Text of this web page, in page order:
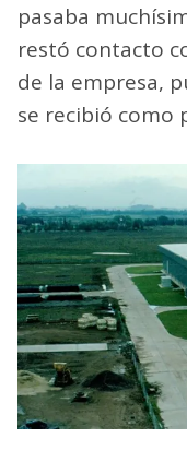
pasaba
restó contacto
de la empresa,
se recibió como